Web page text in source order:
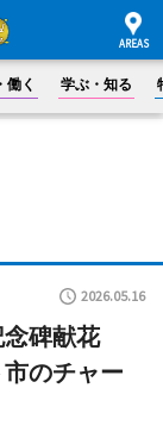
働く 学ぶ・知る
2026.05.16
碑献花
のチャー